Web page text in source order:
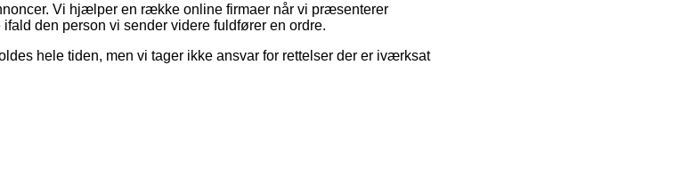
Vi hjælper en række online firmaer når vi præsenterer
den person vi sender videre fuldfører en ordre.
hele tiden, men vi tager ikke ansvar for rettelser der er iværksat